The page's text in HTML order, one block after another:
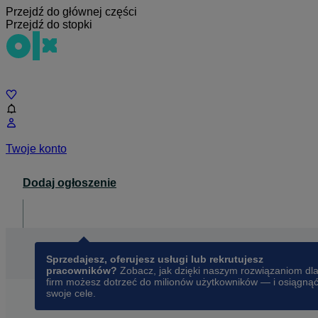
Przejdź do głównej części
Przejdź do stopki
Twoje konto
Dodaj ogłoszenie
Sprzedajesz, oferujesz usługi lub rekrutujesz
pracowników? Zobacz, jak dzięki naszym rozwiązaniom dla
firm możesz dotrzeć do milionów użytkowników — i osiągnąć
swoje cele.